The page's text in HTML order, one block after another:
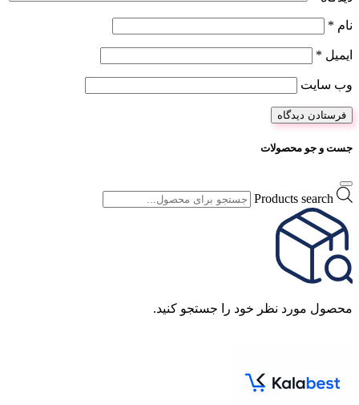
نام *
ایمیل *
وب‌ سایت
جست و جو محصولات
Products search
محصول مورد نظر خود را جستجو کنید.